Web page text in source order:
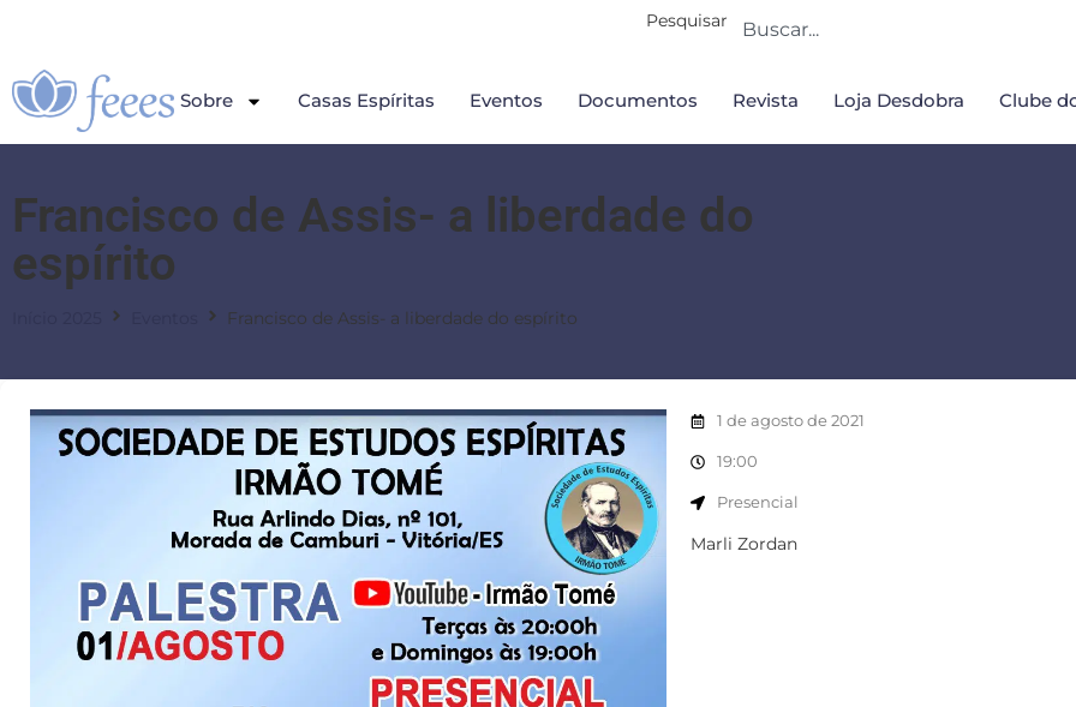
Pesquisar
Sobre Casas Espíritas Eventos Documentos Revista Loja Desdobra Clube
Francisco de Assis- a liberdade do
espírito
Francisco de Assis- a liberdade do espírito
1 de agosto de 2021
19:00
Presencial
Marli Zordan